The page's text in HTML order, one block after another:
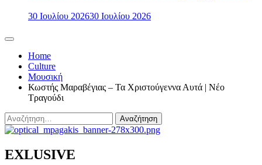
30 Ιουλίου 202630 Ιουλίου 2026
Home
Culture
Μουσική
Κωστής Μαραβέγιας – Τα Χριστούγεννα Αυτά | Νέο
Τραγούδι
Αναζήτηση
για:
EXLUSIVE